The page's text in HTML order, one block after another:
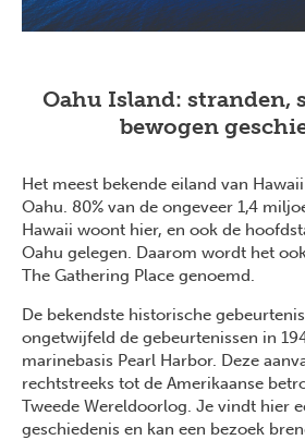
Oahu Island: stranden,
bewogen
Het meest bekende eiland van
Oahu. 80% van de ongeveer 1,4
Hawaii woont hier, en ook de
Oahu gelegen. Daarom wordt het
The Gathering Place genoemd.
De bekendste historische
ongetwijfeld de gebeurtenissen in
marinebasis Pearl Harbor. Deze
rechtstreeks tot de Amerikaanse
Tweede Wereldoorlog. Je vindt hier
geschiedenis en kan een bezoek